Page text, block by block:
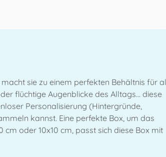
sie zu einem perfekten Behältnis für
flüchtige Augenblicke des Alltags... diese
Personalisierung (Hintergründe,
kannst. Eine perfekte Box, um das
oder 10x10 cm, passt sich diese Box mit